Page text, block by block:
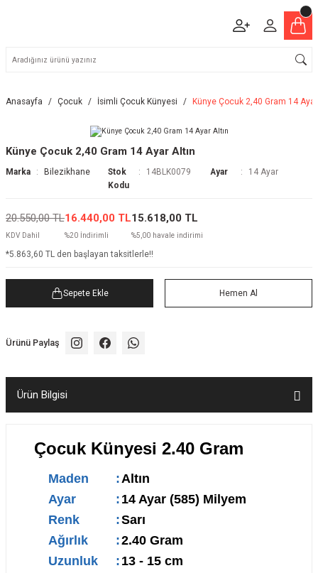
Anasayfa Çocuk İsimli Çocuk Künyesi Künye Çocuk 2,40 Gram 14
Künye Çocuk 2,40 Gram 14 Ayar Altın
Marka Bilezikhane
Stok
Kodu
14BLK0079 Ayar 14 Ayar
20.550,00 TL
KDV Dahil
16.440,00 TL
%20 İndirimli
15.618,00 TL
%5,00 havale indirimi
*5.863,60 TL den başlayan taksitlerle!!
Sepete Ekle Hemen Al
Ürünü Paylaş
Ürün Bilgisi
Çocuk Künyesi 2.40 Gram
Maden :Altın
Ayar
: 14 Ayar (585) Milyem
Renk
:Sarı
Ağırlık
:2.40 Gram
Uzunluk
: 13 - 15 cm